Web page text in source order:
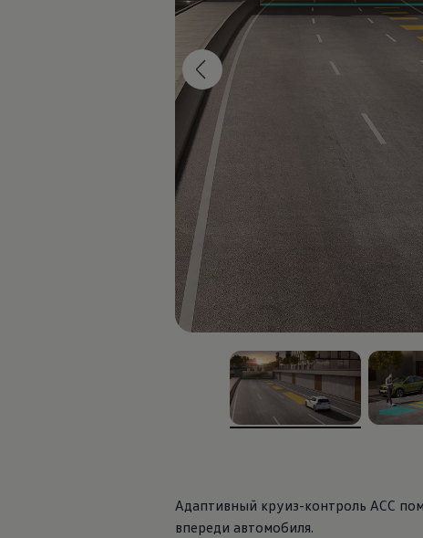
Защита кузова и салона
Решения для перевозки и багажа
Развлечения и электроника
Персонализация
Настенная зарядная станция и кабели для
Важная информация для клиентов
Переработка и возврат продукции
Кампании по отзыву автомобилей
Предупредительные и контрольные
Обновления программного обеспечения
Обновления программного обеспечения для
Электронное руководство
Отзыв подушек Takata по соображениям
, из
Aдаптивный круиз-контроль ACC
впереди автомобиля.